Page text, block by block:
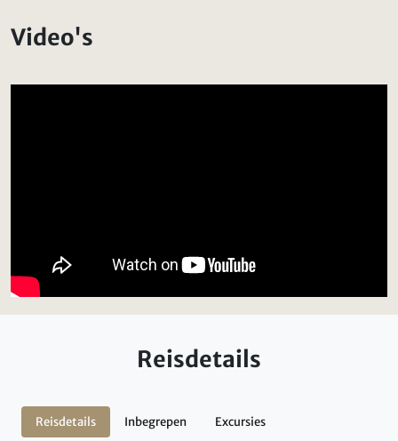
Video's
Reisdetails
Reisdetails Inbegrepen Excursies